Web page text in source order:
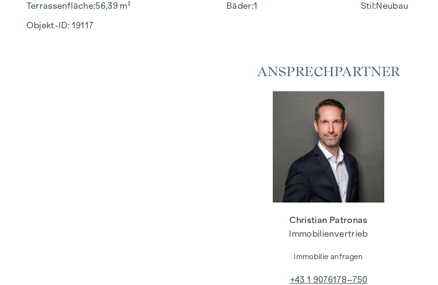
Terrassenfläche 56,39 m²
Bäder 1
Stil Neubau
Objekt-ID: 19117
ANSPRECHPARTNER
Christian Patronas
Immobilienvertrieb
Immobilie anfragen
+43 1 9076178–750